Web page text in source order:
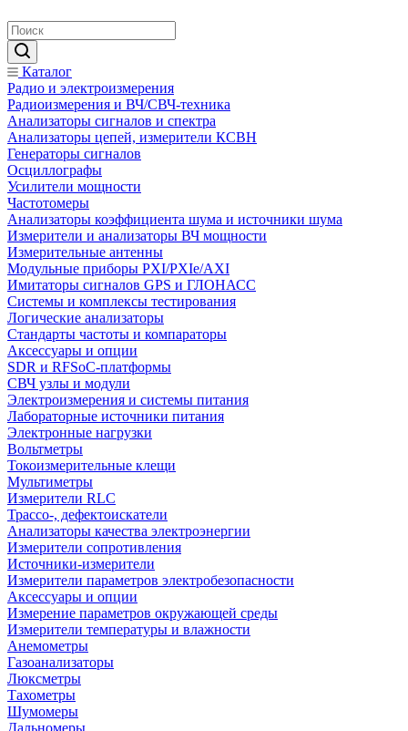
Каталог
Радио и электроизмерения
Радиоизмерения и ВЧ/СВЧ-техника
Анализаторы сигналов и спектра
Анализаторы цепей, измерители КСВН
Генераторы сигналов
Осциллографы
Усилители мощности
Частотомеры
Анализаторы коэффициента шума и источники шума
Измерители и анализаторы ВЧ мощности
Измерительные антенны
Модульные приборы PXI/PXIe/AXI
Имитаторы сигналов GPS и ГЛОНАСС
Системы и комплексы тестирования
Логические анализаторы
Стандарты частоты и компараторы
Аксессуары и опции
SDR и RFSoC‑платформы
СВЧ узлы и модули
Электроизмерения и системы питания
Лабораторные источники питания
Электронные нагрузки
Вольтметры
Токоизмерительные клещи
Мультиметры
Измерители RLC
Трассо-, дефектоискатели
Анализаторы качества электроэнергии
Измерители сопротивления
Источники-измерители
Измерители параметров электробезопасности
Аксессуары и опции
Измерение параметров окружающей среды
Измерители температуры и влажности
Анемометры
Газоанализаторы
Люксметры
Тахометры
Шумомеры
Дальномеры